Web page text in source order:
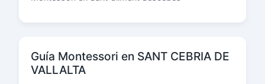
Guía Montessori en SANT CEBRIA DE
VALLALTA